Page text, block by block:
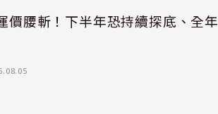
價腰斬！下半年恐持續探底、全年